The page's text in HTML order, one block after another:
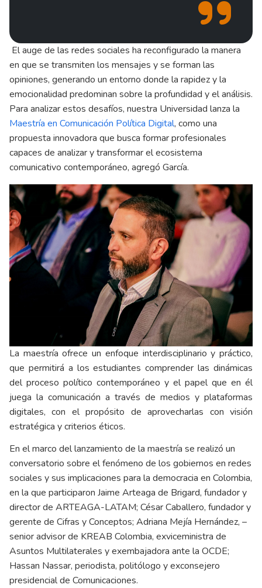
El auge de las redes sociales ha reconfigurado la manera
en que se transmiten los mensajes y se forman las
opiniones, generando un entorno donde la rapidez y la
emocionalidad predominan sobre la profundidad y el análisis.
Para analizar estos desafíos, nuestra Universidad lanza la
Maestría en Comunicación Política Digital, como una
propuesta innovadora que busca formar profesionales
capaces de analizar y transformar el ecosistema
comunicativo contemporáneo, agregó García.
La maestría ofrece un enfoque interdisciplinario y práctico,
que permitirá a los estudiantes comprender las dinámicas
del proceso político contemporáneo y el papel que en él
juega la comunicación a través de medios y plataformas
digitales, con el propósito de aprovecharlas con visión
estratégica y criterios éticos.
En el marco del lanzamiento de la maestría se realizó un
conversatorio sobre el fenómeno de los gobiernos en redes
sociales y sus implicaciones para la democracia en Colombia,
en la que participaron Jaime Arteaga de Brigard, fundador y
director de ARTEAGA-LATAM; César Caballero, fundador y
gerente de Cifras y Conceptos; Adriana Mejía Hernández, –
senior advisor de KREAB Colombia, exviceministra de
Asuntos Multilaterales y exembajadora ante la OCDE;
Hassan Nassar, periodista, politólogo y exconsejero
presidencial de Comunicaciones.